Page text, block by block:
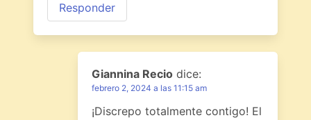
Responder
Giannina Recio dice:
febrero 2, 2024 a las 11:15 am
¡Discrepo totalmente contigo! El